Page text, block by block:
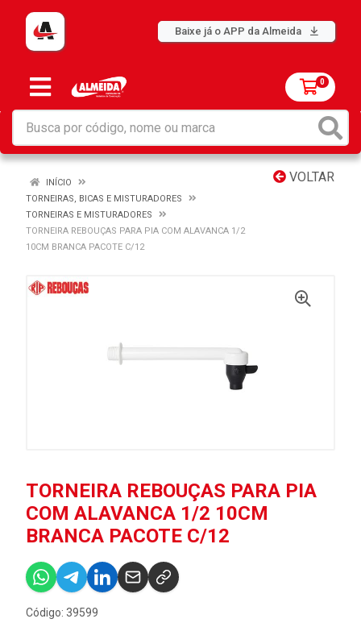
Baixe já o APP da Almeida
0
VOLTAR
INÍCIO
TORNEIRAS, BICAS E MISTURADORES
TORNEIRAS E MISTURADORES
TORNEIRA REBOUÇAS PARA PIA COM ALAVANCA 1/2
10CM BRANCA PACOTE C/12
TORNEIRA REBOUÇAS PARA PIA
COM ALAVANCA 1/2 10CM
BRANCA PACOTE C/12
Código: 39599